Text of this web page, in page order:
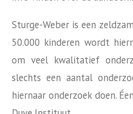
Sturge-Weber is een
50.000 kinderen wordt
om veel kwalitatief
slechts een aantal
hiernaar onderzoek doen.